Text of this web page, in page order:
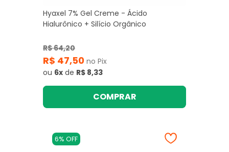
Hyaxel 7% Gel Creme - Ácido
Hialurônico + Silício Orgânico
R$ 64,20
R$ 47,50 no Pix
ou 6x de R$ 8,33
COMPRAR
6% OFF